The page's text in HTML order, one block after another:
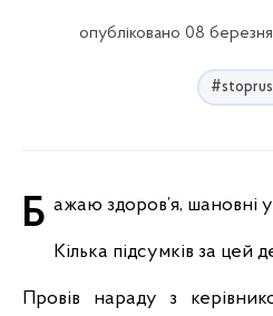
опубліковано 08
Бажаю здоров’я, шановні
Кілька підсумків за цей
Провів нараду з